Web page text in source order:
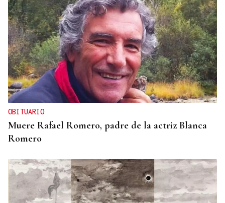
OBITUARIO
Muere Rafael Romero, padre de la actriz Blanca
Romero